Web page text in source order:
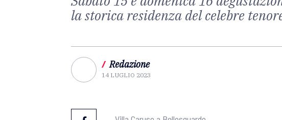
la storica residenza del celebre
/ Redazione
14 LUGLIO 2023